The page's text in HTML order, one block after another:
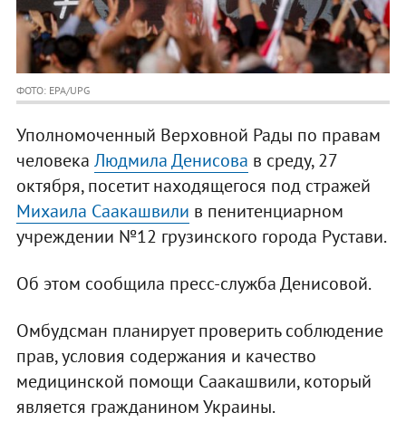
ФОТО: EPA/UPG
Уполномоченный Верховной Рады по правам
человека Людмила Денисова в среду, 27
октября, посетит находящегося под стражей
Михаила Саакашвили в пенитенциарном
учреждении №12 грузинского города Рустави.
Об этом сообщила пресс-служба Денисовой.
Омбудсман планирует проверить соблюдение
прав, условия содержания и качество
медицинской помощи Саакашвили, который
является гражданином Украины.